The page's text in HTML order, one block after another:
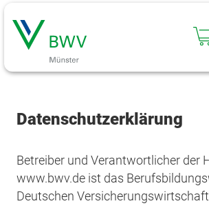
Datenschutzerklärung
Betreiber und Verantwortlicher der
www.bwv.de ist das
Deutschen